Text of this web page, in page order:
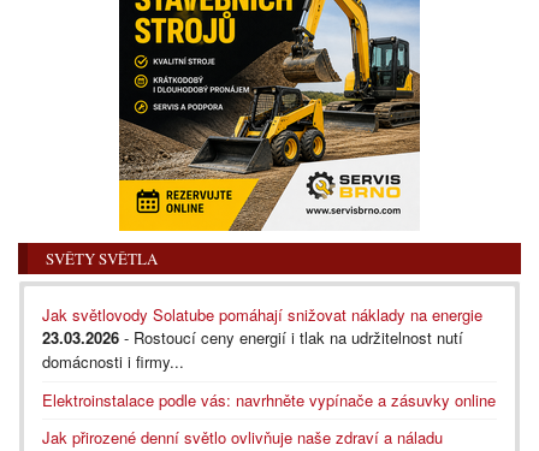
SVĚTY SVĚTLA
Jak světlovody Solatube pomáhají snižovat náklady na energie
23.03.2026 - Rostoucí ceny energií i tlak na udržitelnost nutí
domácnosti i firmy...
Elektroinstalace podle vás: navrhněte vypínače a zásuvky online
Jak přirozené denní světlo ovlivňuje naše zdraví a náladu